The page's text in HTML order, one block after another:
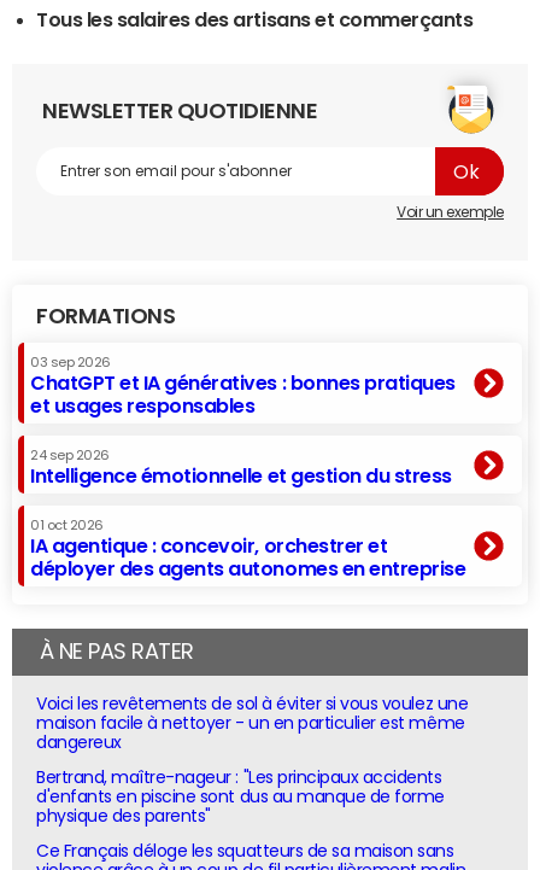
Tous les salaires des artisans et commerçants
NEWSLETTER QUOTIDIENNE
Voir un exemple
FORMATIONS
03 sep 2026
ChatGPT et IA génératives : bonnes pratiques
et usages responsables
24 sep 2026
Intelligence émotionnelle et gestion du stress
01 oct 2026
IA agentique : concevoir, orchestrer et
déployer des agents autonomes en entreprise
À NE PAS RATER
Voici les revêtements de sol à éviter si vous voulez une
maison facile à nettoyer - un en particulier est même
dangereux
Bertrand, maître-nageur : "Les principaux accidents
d'enfants en piscine sont dus au manque de forme
physique des parents"
Ce Français déloge les squatteurs de sa maison sans